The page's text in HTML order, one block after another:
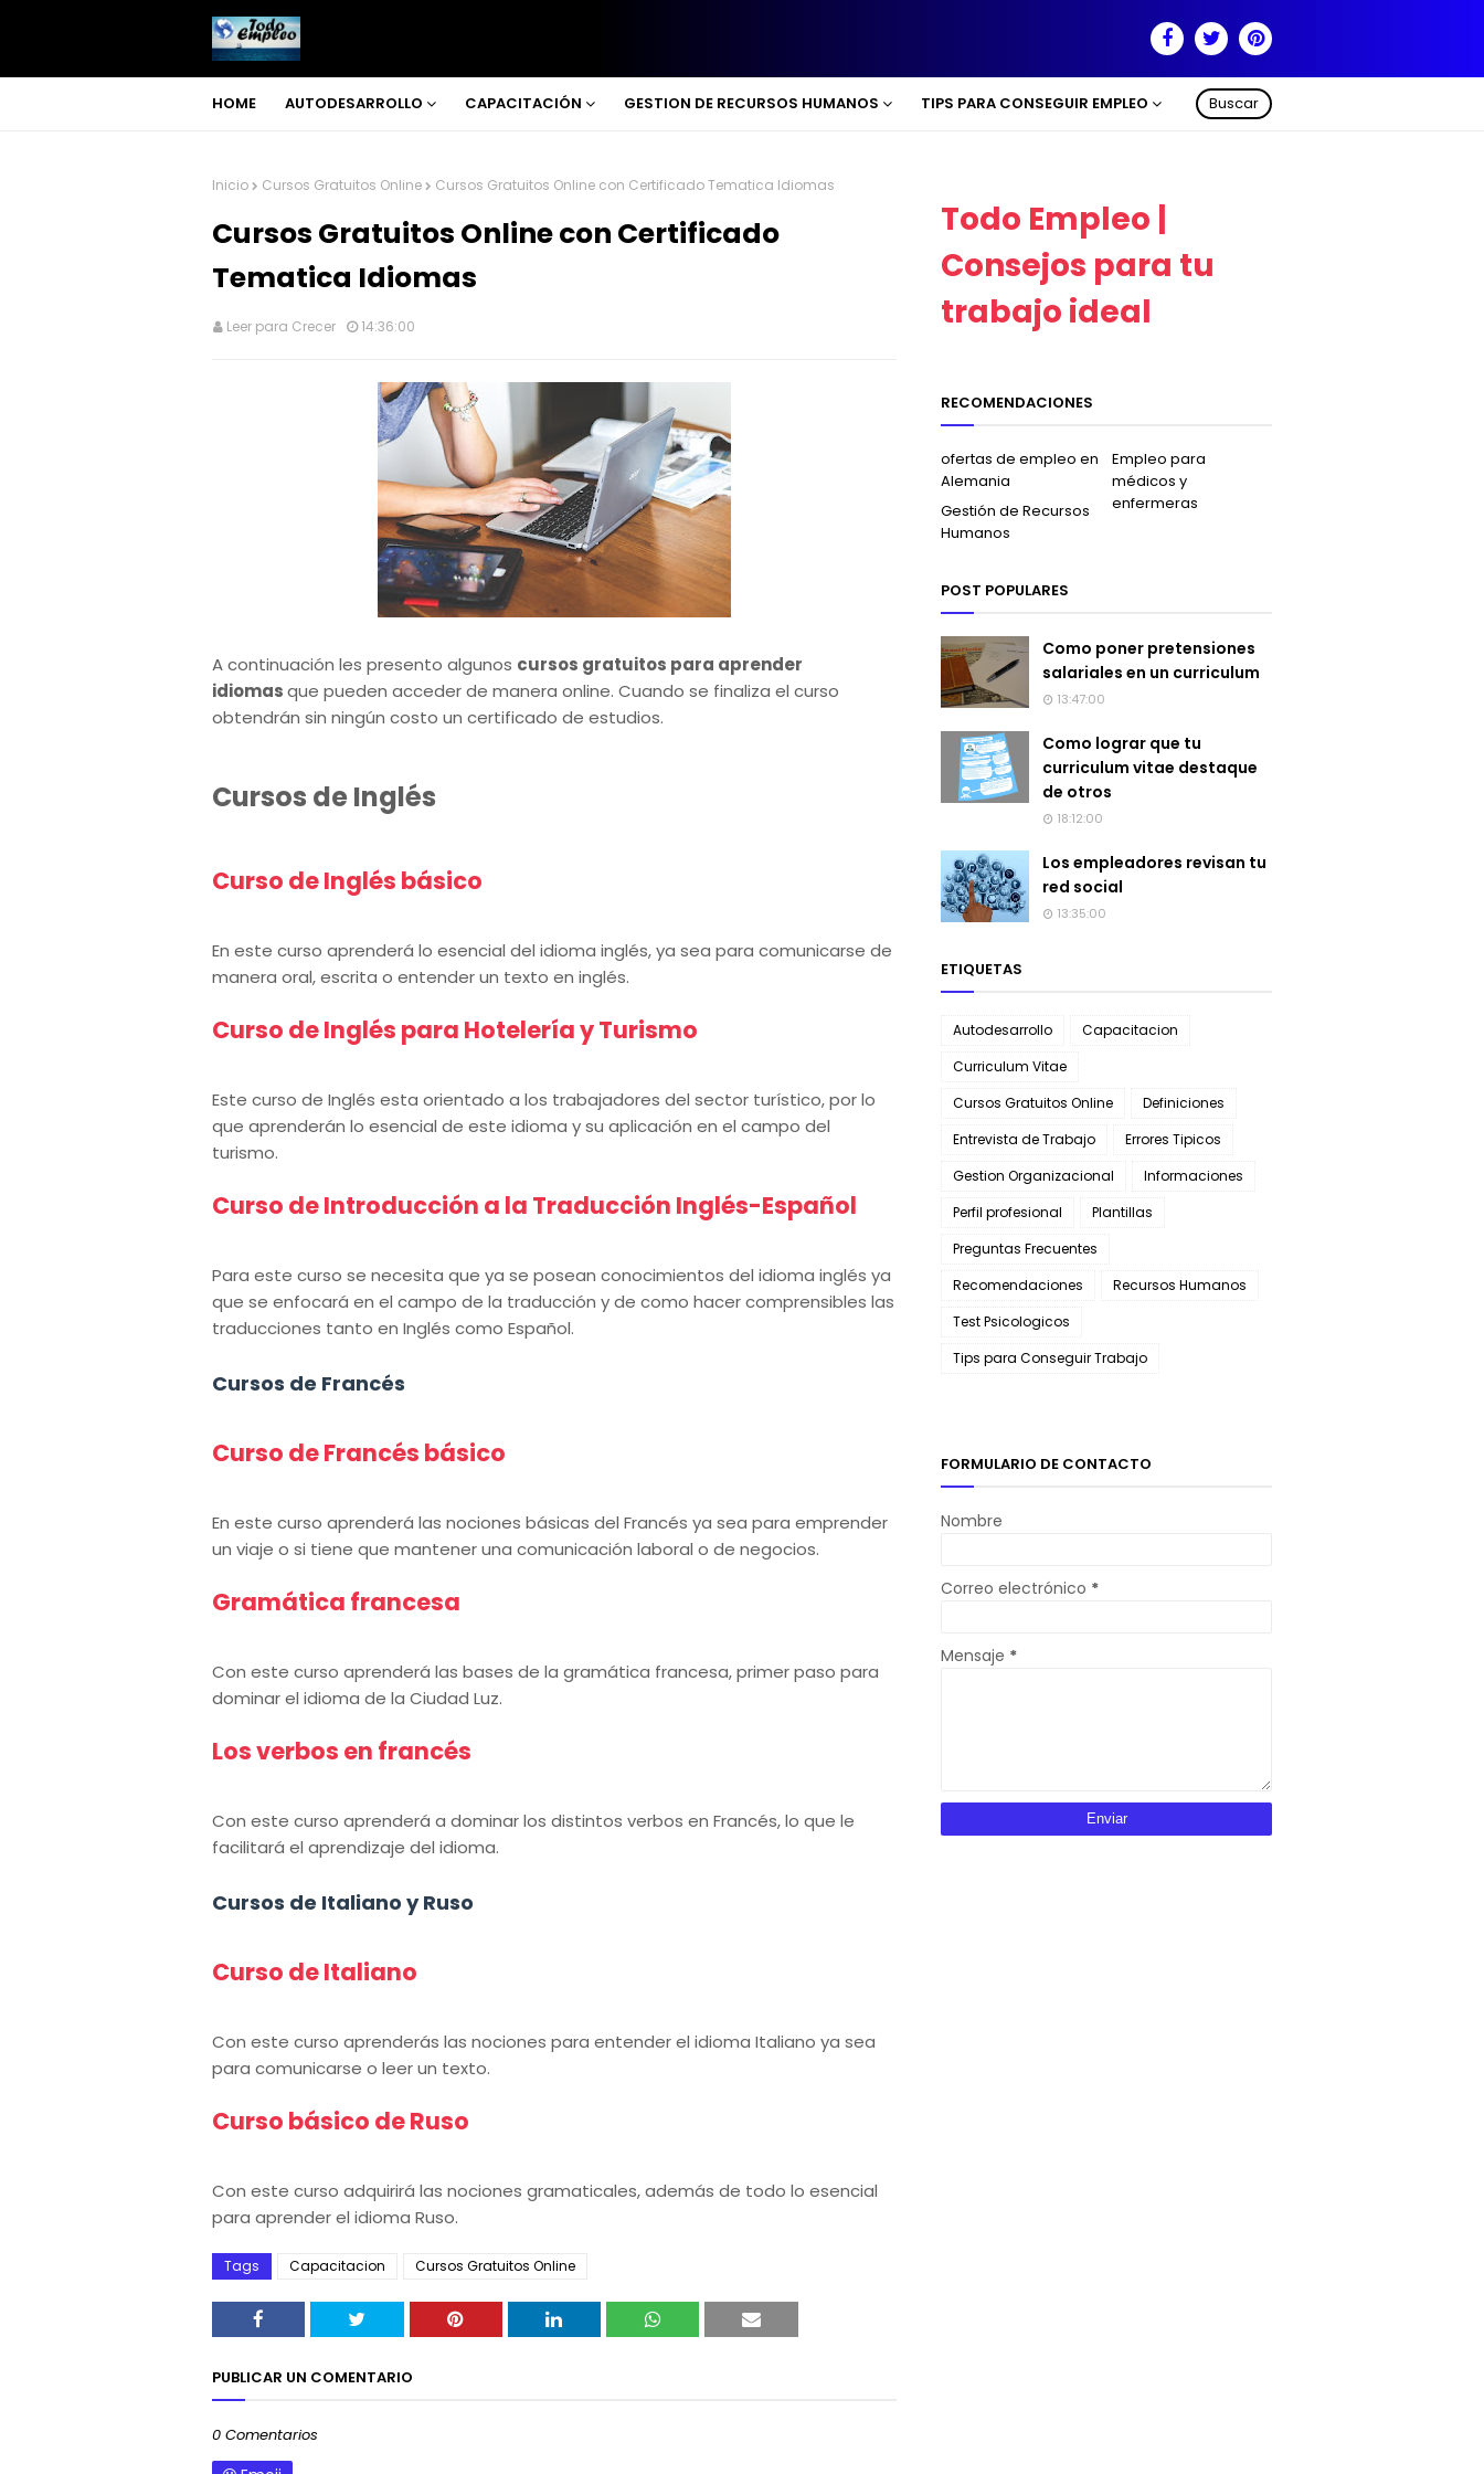
HOME AUTODESARROLLO CAPACITACIÓN GESTION DE RECURSOS HUMANOS TIPS PARA CONSEGUIR EMPLEO Buscar
Inicio Cursos Gratuitos Online Cursos Gratuitos Online con Certificado Tematica Idiomas
Cursos Gratuitos Online con Certificado
Tematica Idiomas
Leer para Crecer 14:36:00
A continuación les presento algunos cursos gratuitos para aprender
idiomasque pueden acceder de manera online. Cuando se finaliza el curso
obtendrán sin ningún costo un certificado de estudios.
Cursos de Inglés
Curso de Inglés básico
En este curso aprenderá lo esencial del idioma inglés, ya sea para comunicarse de
manera oral, escrita o entender un texto en inglés.
Curso de Inglés para Hotelería y Turismo
Este curso de Inglés esta orientado a los trabajadores del sector turístico, por lo
que aprenderán lo esencial de este idioma y su aplicación en el campo del
turismo.
Curso de Introducción a la Traducción Inglés-Español
Para este curso se necesita que ya se posean conocimientos del idioma inglés ya
que se enfocará en el campo de la traducción y de como hacer comprensibles las
traducciones tanto en Inglés como Español.
Cursos de Francés
Curso de Francés básico
En este curso aprenderá las nociones básicas del Francés ya sea para emprender
un viaje o si tiene que mantener una comunicación laboral o de negocios.
Gramática francesa
Con este curso aprenderá las bases de la gramática francesa, primer paso para
dominar el idioma de la Ciudad Luz.
Los verbos en francés
Con este curso aprenderá a dominar los distintos verbos en Francés, lo que le
facilitará el aprendizaje del idioma.
Cursos de Italiano y Ruso
Curso de Italiano
Con este curso aprenderás las nociones para entender el idioma Italiano ya sea
para comunicarse o leer un texto.
Curso básico de Ruso
Con este curso adquirirá las nociones gramaticales, además de todo lo esencial
para aprender el idioma Ruso.
Tags Capacitacion Cursos Gratuitos Online
PUBLICAR UN COMENTARIO
0 Comentarios
Todo Empleo |
Consejos para tu
trabajo ideal
RECOMENDACIONES
ofertas de empleo en
Alemania
Empleo para
médicos y
enfermeras
Gestión de Recursos
Humanos
POST POPULARES
Como poner pretensiones
salariales en un curriculum
13:47:00
Como lograr que tu
curriculum vitae destaque
de otros
18:12:00
Los empleadores revisan tu
red social
13:35:00
ETIQUETAS
Autodesarrollo
Capacitacion
Curriculum Vitae
Cursos Gratuitos Online
Definiciones
Entrevista de Trabajo
Errores Tipicos
Gestion Organizacional
Informaciones
Perfil profesional
Plantillas
Preguntas Frecuentes
Recomendaciones
Recursos Humanos
Test Psicologicos
Tips para Conseguir Trabajo
FORMULARIO DE CONTACTO
Nombre
Correo electrónico *
Mensaje *